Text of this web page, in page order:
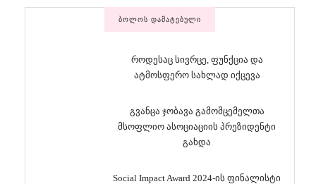
ᲑᲝᲚᲝᲡ ᲓᲐᲛᲐᲢᲔᲑᲣᲚᲘ
როდესაც სივრცე, ფუნქცია და
ატმოსფერო სახლად იქცევა
გვანცა ჯობავა გამომცემელთა
მსოფლიო ასოციაციის პრეზიდენტი
გახდა
Social Impact Award 2024-ის ფინალისტი